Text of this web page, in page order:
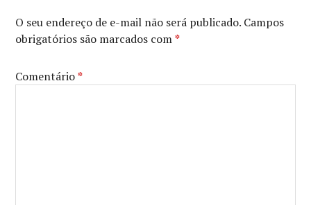
O seu endereço de e-mail não será publicado. Campos
obrigatórios são marcados com*
Comentário*